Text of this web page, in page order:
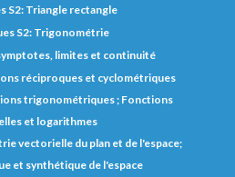
S2: Triangle rectangle
S2: Trigonométrie
limites et continuité
réciproques et cyclométriques
trigonométriques ; Fonctions
et logarithmes
vectorielle du plan et de l'espace;
et synthétique de l'espace